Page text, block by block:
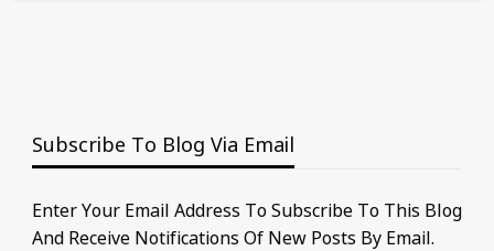
Subscribe To Blog Via Email
Enter Your Email Address To Subscribe To This Blog
And Receive Notifications Of New Posts By Email.